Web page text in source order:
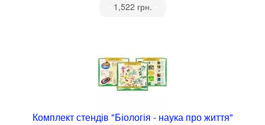
1,522 грн.
Комплект стендів "Біологія - наука про життя"